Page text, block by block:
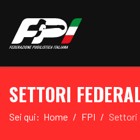
SETTORI
Sei qui: Home FPI Settori